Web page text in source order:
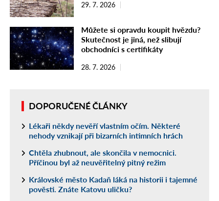
29. 7. 2026
Můžete si opravdu koupit hvězdu?
Skutečnost je jiná, než slibují
obchodníci s certifikáty
28. 7. 2026
DOPORUČENÉ ČLÁNKY
Lékaři někdy nevěří vlastním očím. Některé
nehody vznikají při bizarních intimních hrách
Chtěla zhubnout, ale skončila v nemocnici.
Příčinou byl až neuvěřitelný pitný režim
Královské město Kadaň láká na historii i tajemné
pověsti. Znáte Katovu uličku?